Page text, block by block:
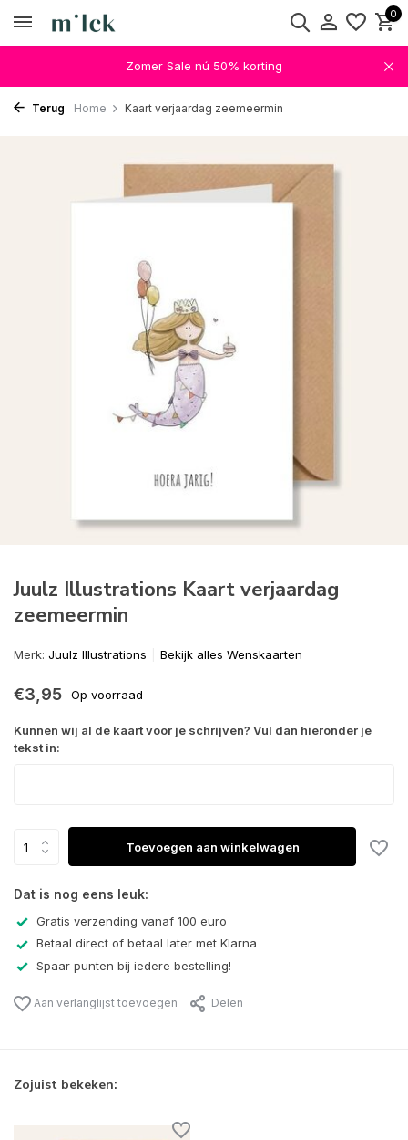
0
Zomer Sale nú 50% korting
Terug Home Kaart verjaardag zeemeermin
Juulz Illustrations Kaart verjaardag
zeemeermin
Merk: Juulz Illustrations Bekijk alles Wenskaarten
€3,95 Op voorraad
Kunnen wij al de kaart voor je schrijven? Vul dan hieronder je
tekst in:
Toevoegen aan winkelwagen
Dat is nog eens leuk:
Gratis verzending vanaf 100 euro
Betaal direct of betaal later met Klarna
Spaar punten bij iedere bestelling!
Aan verlanglijst toevoegen Delen
Zojuist bekeken: